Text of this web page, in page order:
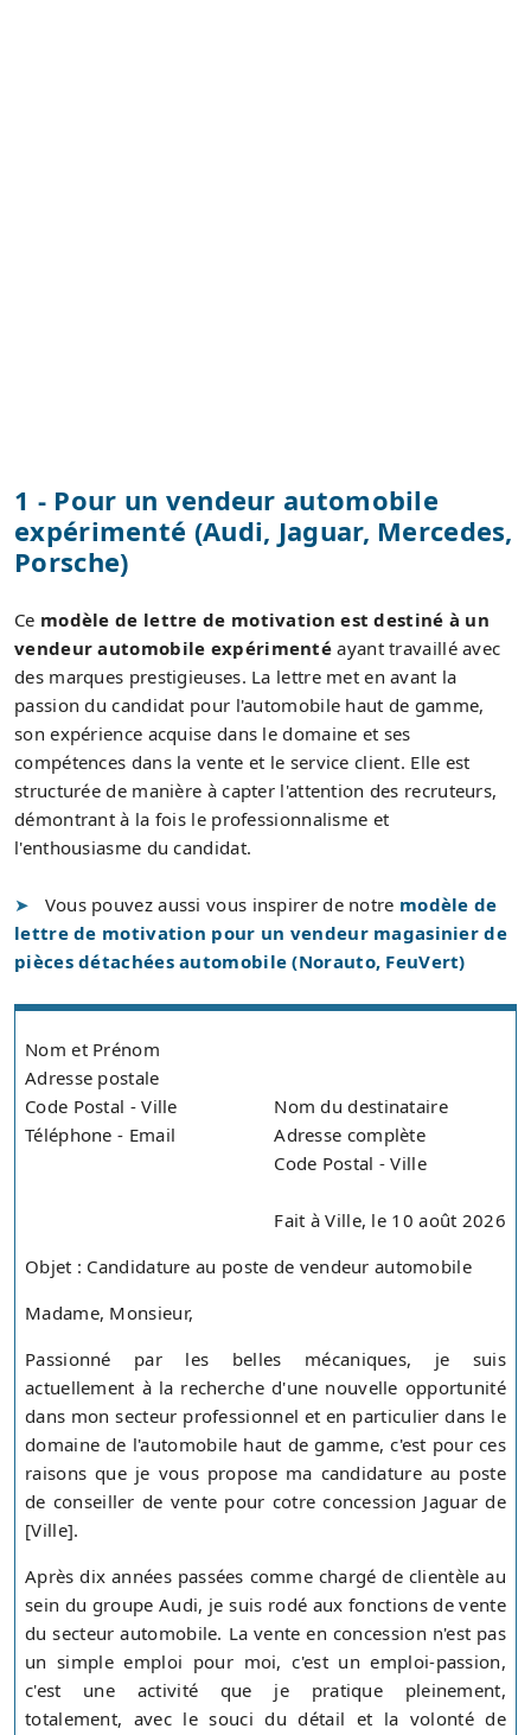
1 - Pour un vendeur automobile
expérimenté (Audi, Jaguar, Mercedes,
Porsche)
Ce modèle de lettre de motivation est destiné à un
vendeur automobile expérimenté ayant travaillé avec
des marques prestigieuses. La lettre met en avant la
passion du candidat pour l'automobile haut de gamme,
son expérience acquise dans le domaine et ses
compétences dans la vente et le service client. Elle est
structurée de manière à capter l'attention des recruteurs,
démontrant à la fois le professionnalisme et
l'enthousiasme du candidat.
Vous pouvez aussi vous inspirer de notre modèle de
lettre de motivation pour un vendeur magasinier de
pièces détachées automobile (Norauto, FeuVert)
Nom et Prénom
Adresse postale
Code Postal - Ville
Téléphone - Email
Nom du destinataire
Adresse complète
Code Postal - Ville
Fait à Ville, le 10 août 2026
Objet : Candidature au poste de vendeur automobile
Madame, Monsieur,
Passionné par les belles mécaniques, je suis
actuellement à la recherche d'une nouvelle opportunité
dans mon secteur professionnel et en particulier dans le
domaine de l'automobile haut de gamme, c'est pour ces
raisons que je vous propose ma candidature au poste
de conseiller de vente pour cotre concession Jaguar de
[Ville].
Après dix années passées comme chargé de clientèle au
sein du groupe Audi, je suis rodé aux fonctions de vente
du secteur automobile. La vente en concession n'est pas
un simple emploi pour moi, c'est un emploi-passion,
c'est une activité que je pratique pleinement,
totalement, avec le souci du détail et la volonté de